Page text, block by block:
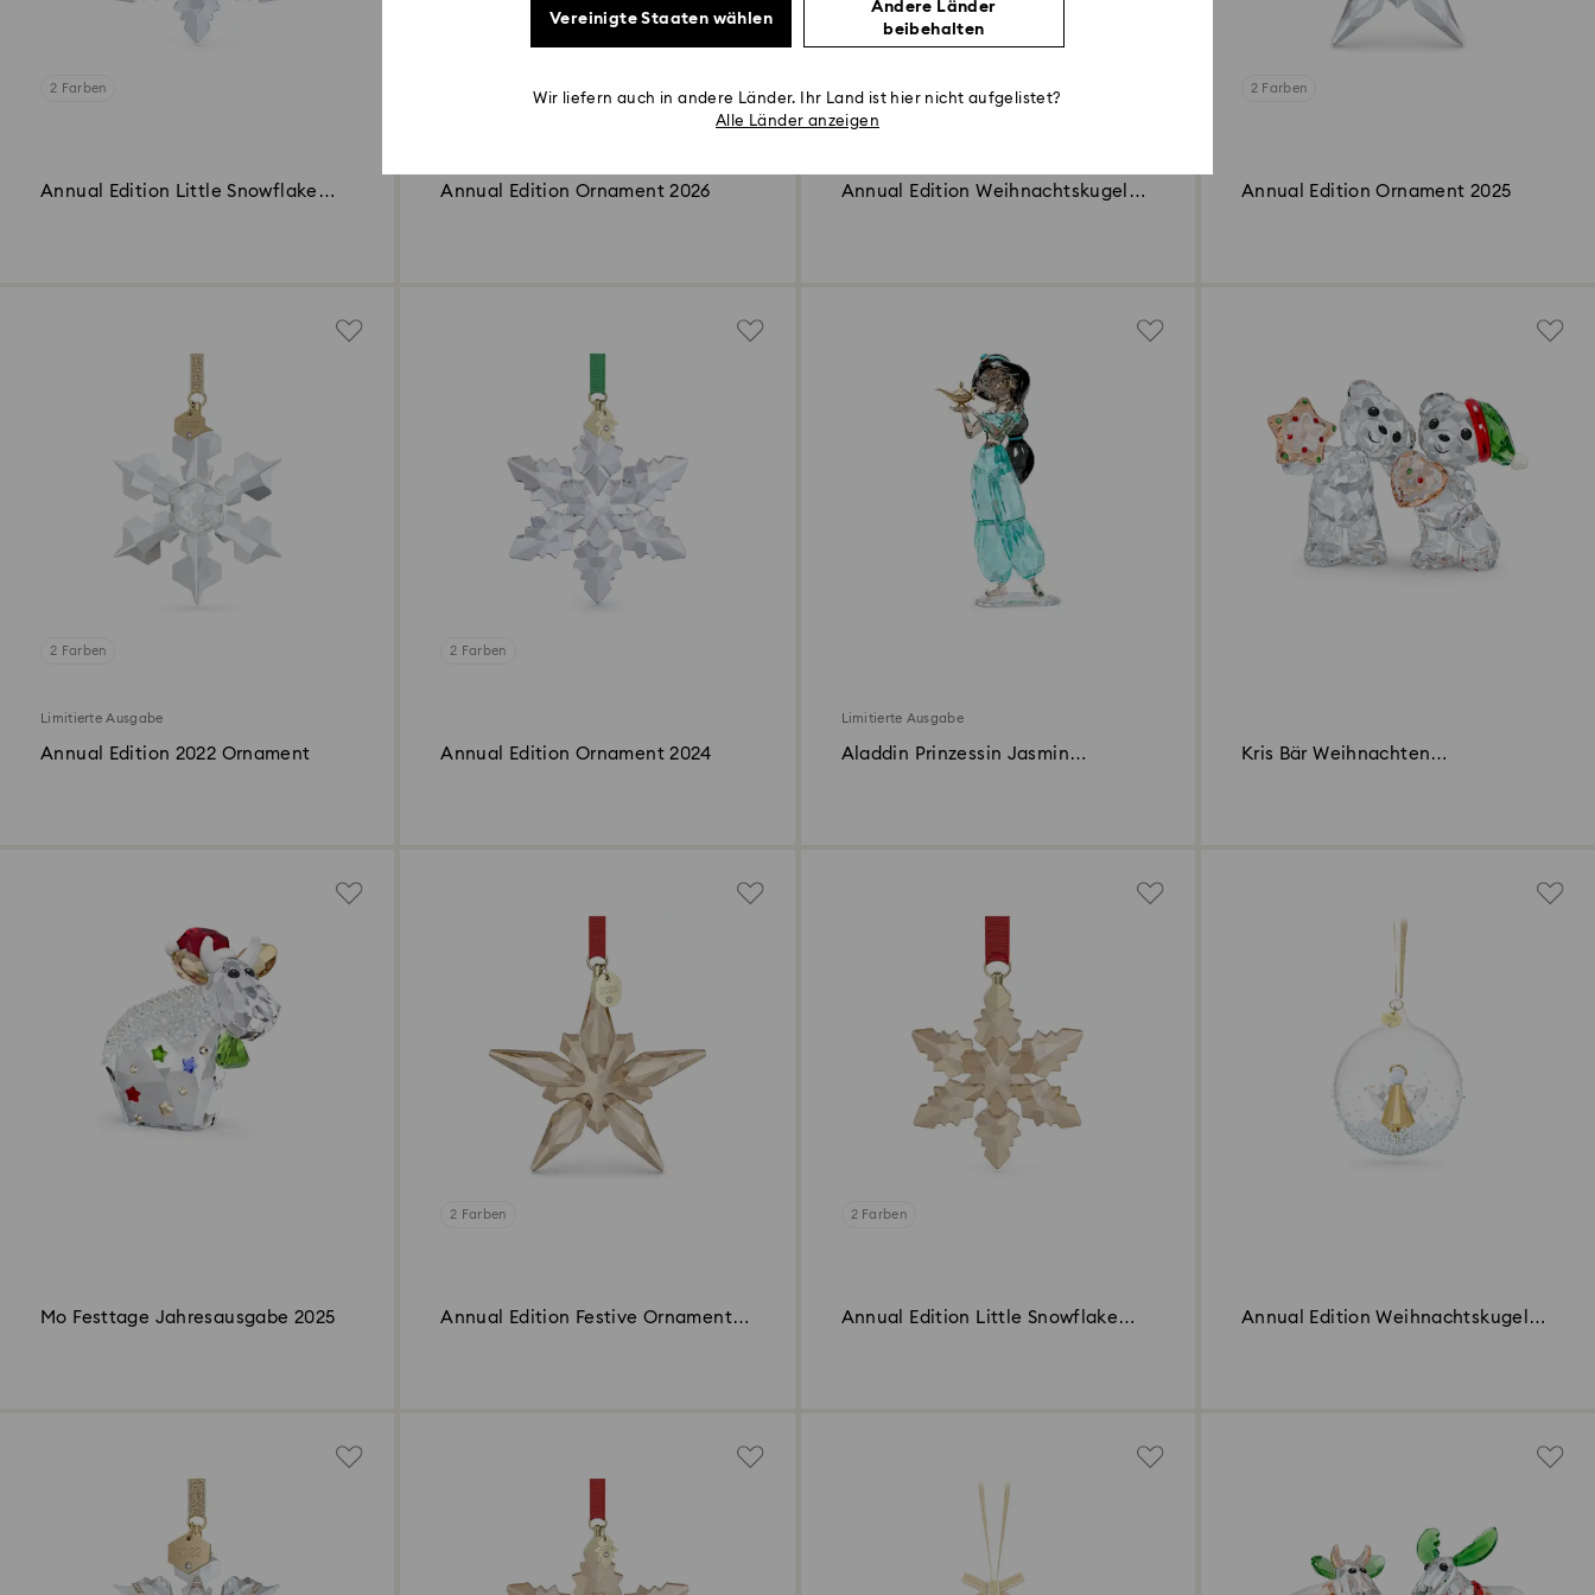
2 Farben
Annual Edition Little Snowflake
Annual Edition Ornament 2026
Annual Edition Weihnachtskugel
2 Farben
Annual Edition Ornament 2025
2 Farben
Limitierte Ausgabe
Annual Edition 2022 Ornament
2 Farben
Annual Edition Ornament 2024
Limitierte Ausgabe
Aladdin Prinzessin Jasmin
Kris Bär Weihnachten
Mo Festtage Jahresausgabe 2025
2 Farben
Annual Edition Festive Ornament
2 Farben
Annual Edition Little Snowflake
Annual Edition Weihnachtskugel
Vereinigte Staaten wählen
Andere Länder
beibehalten
Wir liefern auch in andere Länder. Ihr Land ist hier nicht aufgelistet?
Alle Länder anzeigen